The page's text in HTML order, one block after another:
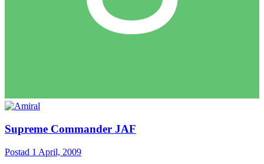
Supreme Commander JAF
Postad 1 April, 2009